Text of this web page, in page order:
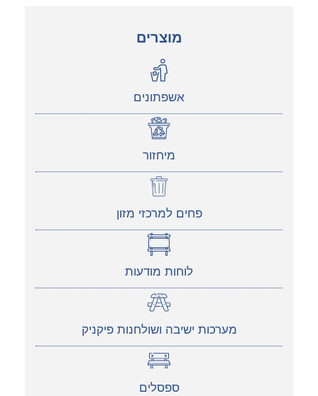
מוצרים
אשפתונים
מיחזור
פחים למרכזי מזון
לוחות מודעות
מערכות ישיבה ושולחנות פיקניק
ספסלים